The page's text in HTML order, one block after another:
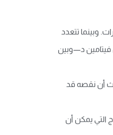
وبينما تتعدد
فيتامين د—وبين
أن نقصه قد
التي يمكن أن